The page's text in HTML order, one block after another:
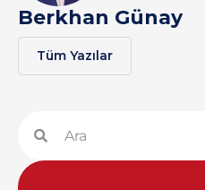
Berkhan Günay
Tüm Yazılar